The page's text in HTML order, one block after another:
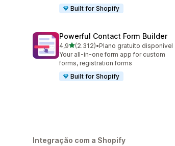
Built for Shopify
Powerful Contact Form Builder
4,9de 5 estrelas
(2.312)
2312 avaliações ao todo
•Plano gratuito disponível
Your all-in-one form app for custom
forms, registration forms
Built for Shopify
Integração com a Shopify